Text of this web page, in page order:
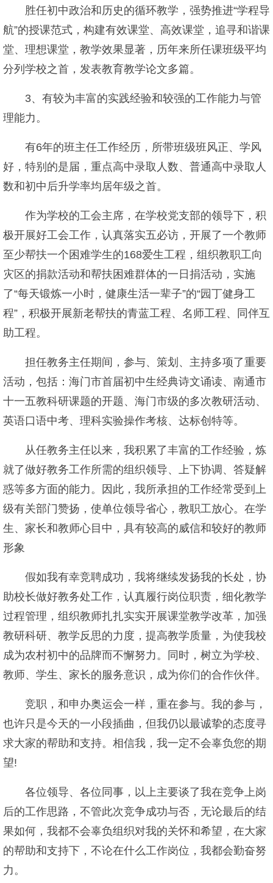
胜任初中政治和历史的循环教学，强势推进“学程导
航”的授课范式，构建有效课堂、高效课堂，追寻和谐课
堂、理想课堂，教学效果显著，历年来所任课班级平均
分列学校之首，发表教育教学论文多篇。
3、有较为丰富的实践经验和较强的工作能力与管
理能力。
有6年的班主任工作经历，所带班级班风正、学风
好，特别的是届，重点高中录取人数、普通高中录取人
数和初中后升学率均居年级之首。
作为学校的工会主席，在学校党支部的领导下，积
极开展好工会工作，认真落实五必访，开展了一个教师
至少帮扶一个困难学生的168爱生工程，组织教职工向
灾区的捐款活动和帮扶困难群体的一日捐活动，实施
了“每天锻炼一小时，健康生活一辈子”的“园丁健身工
程”，积极开展新老帮扶的青蓝工程、名师工程、同伴互
助工程。
担任教务主任期间，参与、策划、主持多项了重要
活动，包括：海门市首届初中生经典诗文诵读、南通市
十一五教科研课题的开题、海门市级的多次教研活动、
英语口语中考、理科实验操作考核、达标创特等。
从任教务主任以来，我积累了丰富的工作经验，炼
就了做好教务工作所需的组织领导、上下协调、答疑解
惑等多方面的能力。因此，我所承担的工作经常受到上
级有关部门赞扬，使单位领导省心，教职工放心。在学
生、家长和教师心目中，具有较高的威信和较好的教师
形象
假如我有幸竞聘成功，我将继续发扬我的长处，协
助校长做好教务处工作，认真履行岗位职责，细化教学
过程管理，组织教师扎扎实实开展课堂教学改革，加强
教研科研、教学反思的力度，提高教学质量，为使我校
成为农村初中的品牌而不懈努力。同时，树立为学校、
教师、学生、家长的服务意识，成为你们的合作伙伴。
竞职，和申办奥运会一样，重在参与。我的参与，
也许只是今天的一小段插曲，但我仍以最诚挚的态度寻
求大家的帮助和支持。相信我，我一定不会辜负您的期
望!
各位领导、各位同事，以上主要谈了我在竞争上岗
后的工作思路，不管此次竞争成功与否，无论最后的结
果如何，我都不会辜负组织对我的关怀和希望，在大家
的帮助和支持下，不论在什么工作岗位，我都会勤奋努
力。